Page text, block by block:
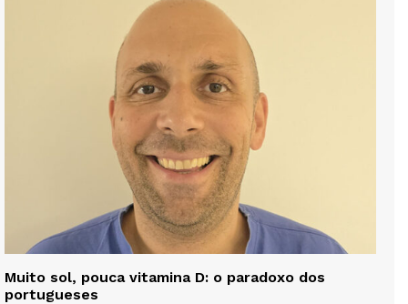
Muito sol, pouca vitamina D: o paradoxo dos
portugueses